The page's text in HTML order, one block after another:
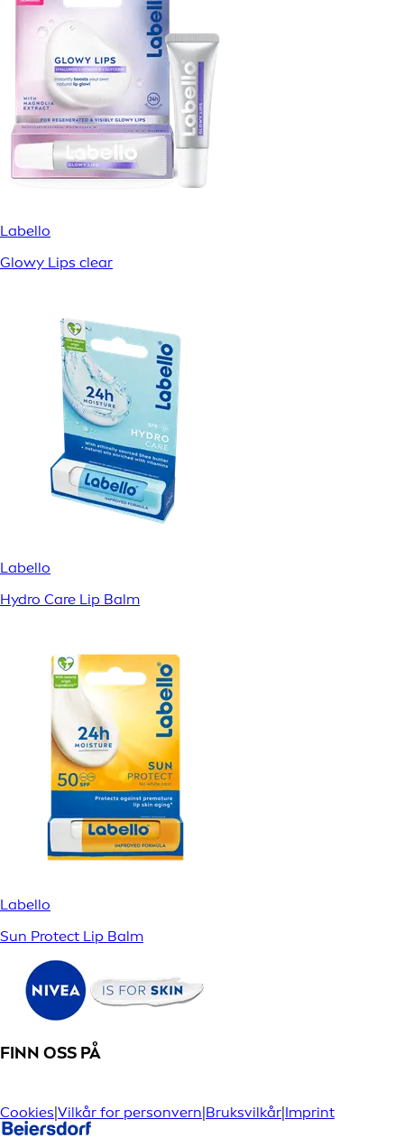
Labello
Glowy Lips clear
Labello
Hydro Care Lip Balm
Labello
Sun Protect Lip Balm
FINN OSS PÅ
Cookies|Vilkår for personvern|Bruksvilkår|Imprint